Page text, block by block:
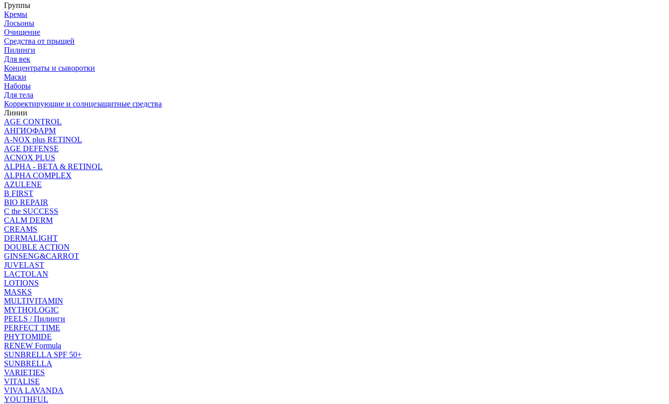
Группы
Кремы
Лосьоны
Очищение
Средства от прыщей
Пилинги
Для век
Концентраты и сыворотки
Маски
Наборы
Для тела
Корректирующие и солнцезащитные средства
Линии
AGE CONTROL
АНГИОФАРМ
A-NOX plus RETINOL
AGE DEFENSE
ACNOX PLUS
ALPHA - BETA & RETINOL
ALPHA COMPLEX
AZULENE
B FIRST
BIO REPAIR
C the SUCCESS
CALM DERM
CREAMS
DERMALIGHT
DOUBLE ACTION
GINSENG&CARROT
JUVELAST
LACTOLAN
LOTIONS
MASKS
MULTIVITAMIN
MYTHOLOGIC
PEELS / Пилинги
PERFECT TIME
PHYTOMIDE
RENEW Formula
SUNBRELLA SPF 50+
SUNBRELLA
VARIETIES
VITALISE
VIVA LAVANDA
YOUTHFUL